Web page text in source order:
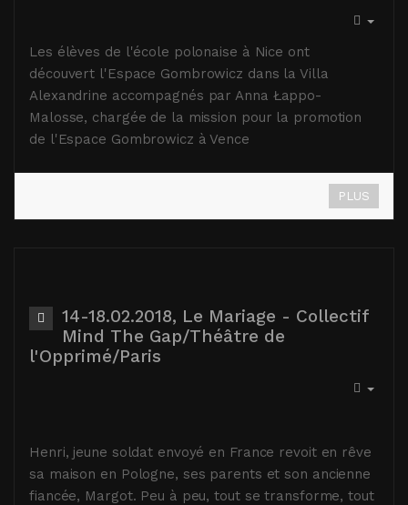
Les élèves de l'école polonaise à Nice ont
découvert l'Espace Gombrowicz dans la Villa
Alexandrine accompagnés par Anna Łappo-
Malosse, chargée de la mission pour la promotion
de l'Espace Gombrowicz à Vence
PLUS
14-18.02.2018, Le Mariage - Collectif
Mind The Gap/Théâtre de
l'Opprimé/Paris
Henri, jeune soldat envoyé en France revoit en rêve
sa maison en Pologne, ses parents et son ancienne
fiancée, Margot. Peu à peu, tout se transforme, tout